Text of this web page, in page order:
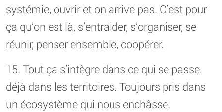
systémie, ouvrir et on arrive pas. C’est pour
ça qu’on est là, s’entraider, s’organiser, se
réunir, penser ensemble, coopérer.
15. Tout ça s’intègre dans ce qui se passe
déjà dans les territoires. Toujours pris dans
un écosystème qui nous enchâsse.